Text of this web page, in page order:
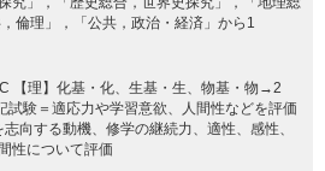
薦型選抜
福島枠）
千葉枠）
静岡枠）
倫理」，「公共，政治・経済」から1
【理】化基・化、生基・生、物基・物→2
試験＝適応力や学習意欲、人間性などを評価
向する動機、修学の継続力、適性、感性、
性について評価